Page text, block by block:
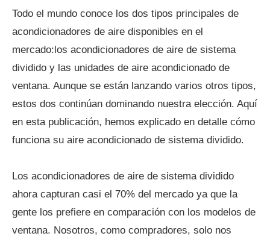
Todo el mundo conoce los dos tipos principales de
acondicionadores de aire disponibles en el
mercado:los acondicionadores de aire de sistema
dividido y las unidades de aire acondicionado de
ventana. Aunque se están lanzando varios otros tipos,
estos dos continúan dominando nuestra elección. Aquí
en esta publicación, hemos explicado en detalle cómo
funciona su aire acondicionado de sistema dividido.
Los acondicionadores de aire de sistema dividido
ahora capturan casi el 70% del mercado ya que la
gente los prefiere en comparación con los modelos de
ventana. Nosotros, como compradores, solo nos